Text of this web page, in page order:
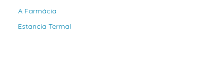
A Farmácia
Estancia Termal